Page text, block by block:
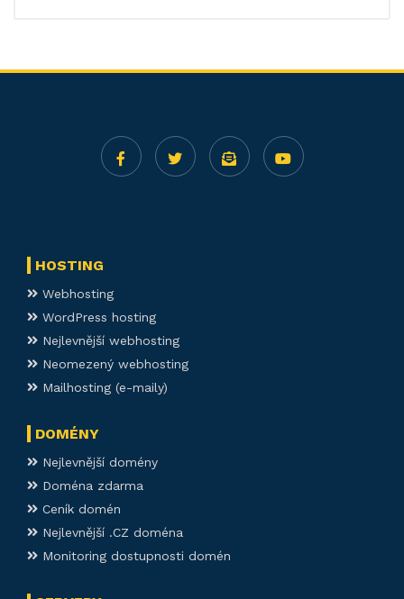
HOSTING
Webhosting
WordPress hosting
Nejlevnější webhosting
Neomezený webhosting
Mailhosting (e-maily)
DOMÉNY
Nejlevnější domény
Doména zdarma
Ceník domén
Nejlevnější .CZ doména
Monitoring dostupnosti domén